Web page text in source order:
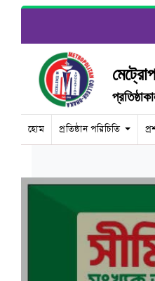
হোম প্রতিষ্ঠান পরিচিতি